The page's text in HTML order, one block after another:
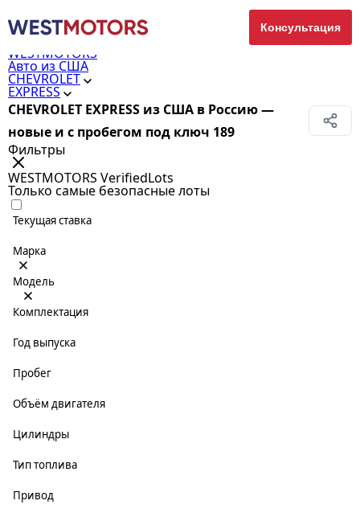
Консультация
WESTMOTORS
Авто из США
CHEVROLET
EXPRESS
CHEVROLET EXPRESS из США в Россию —
новые и с пробегом под ключ 189
Фильтры
WESTMOTORS VerifiedLots
Только самые безопасные лоты
Текущая ставка
Марка
Модель
Комплектация
Год выпуска
Пробег
Объём двигателя
Цилиндры
Тип топлива
Привод